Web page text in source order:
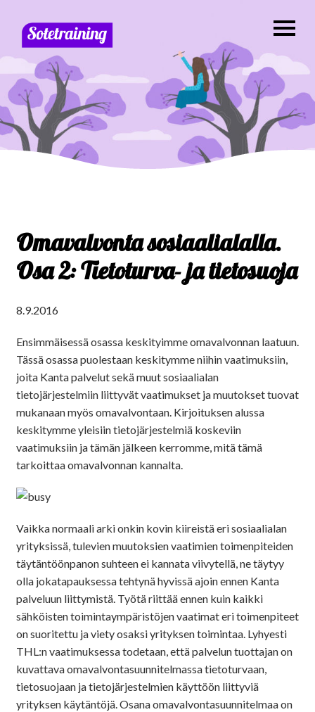
Omavalvonta sosiaalialalla.
Osa 2: Tietoturva- ja tietosuoja
8.9.2016
Ensimmäisessä osassa keskityimme omavalvonnan laatuun.
Tässä osassa puolestaan keskitymme niihin vaatimuksiin,
joita Kanta palvelut sekä muut sosiaalialan
tietojärjestelmiin liittyvät vaatimukset ja muutokset tuovat
mukanaan myös omavalvontaan. Kirjoituksen alussa
keskitymme yleisiin tietojärjestelmiä koskeviin
vaatimuksiin ja tämän jälkeen kerromme, mitä tämä
tarkoittaa omavalvonnan kannalta.
Vaikka normaali arki onkin kovin kiireistä eri sosiaalialan
yrityksissä, tulevien muutoksien vaatimien toimenpiteiden
täytäntöönpanon suhteen ei kannata viivytellä, ne täytyy
olla jokatapauksessa tehtynä hyvissä ajoin ennen Kanta
palveluun liittymistä. Työtä riittää ennen kuin kaikki
sähköisten toimintaympäristöjen vaatimat eri toimenpiteet
on suoritettu ja viety osaksi yrityksen toimintaa. Lyhyesti
THL:n vaatimuksessa todetaan, että palvelun tuottajan on
kuvattava omavalvontasuunnitelmassa tietoturvaan,
tietosuojaan ja tietojärjestelmien käyttöön liittyviä
yrityksen käytäntöjä. Osana omavalvontasuunnitelmaa on